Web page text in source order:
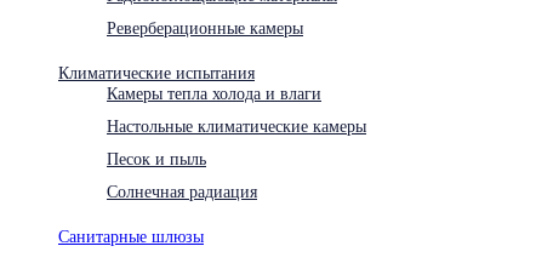
Реверберационные камеры
Климатические испытания
Камеры тепла холода и влаги
Настольные климатические камеры
Песок и пыль
Солнечная радиация
Санитарные шлюзы